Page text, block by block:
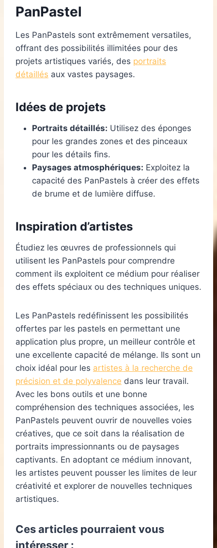
PanPastel
Les PanPastels sont extrêmement versatiles,
offrant des possibilités illimitées pour des
projets artistiques variés, des portraits
détaillés aux vastes paysages.
Idées de projets
Portraits détaillés: Utilisez des éponges
pour les grandes zones et des pinceaux
pour les détails fins.
Paysages atmosphériques: Exploitez la
capacité des PanPastels à créer des effets
de brume et de lumière diffuse.
Inspiration d’artistes
Étudiez les œuvres de professionnels qui
utilisent les PanPastels pour comprendre
comment ils exploitent ce médium pour réaliser
des effets spéciaux ou des techniques uniques.
Les PanPastels redéfinissent les possibilités
offertes par les pastels en permettant une
application plus propre, un meilleur contrôle et
une excellente capacité de mélange. Ils sont un
choix idéal pour les artistes à la recherche de
précision et de polyvalence dans leur travail.
Avec les bons outils et une bonne
compréhension des techniques associées, les
PanPastels peuvent ouvrir de nouvelles voies
créatives, que ce soit dans la réalisation de
portraits impressionnants ou de paysages
captivants. En adoptant ce médium innovant,
les artistes peuvent pousser les limites de leur
créativité et explorer de nouvelles techniques
artistiques.
Ces articles pourraient vous
intéresser :